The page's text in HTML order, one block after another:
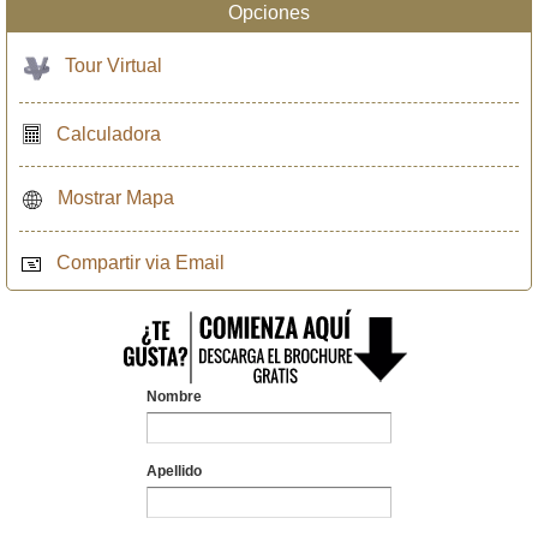
Opciones
Tour Virtual
Calculadora
Mostrar Mapa
Compartir via Email
Nombre
Apellido